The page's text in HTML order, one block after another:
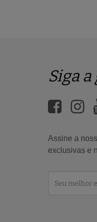
Siga
Assine a
exclusivas e